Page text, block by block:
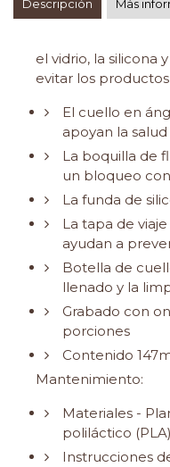
Descripción Más
el vidrio, la silicona
evitar los
El cuello en
apoyan la
La boquilla de
un bloqueo
La funda de
La tapa de
ayudan a
Botella de
llenado y la
Grabado con
porciones
Contenido
Mantenimiento:
Materiales -
poliláctico
Instrucciones